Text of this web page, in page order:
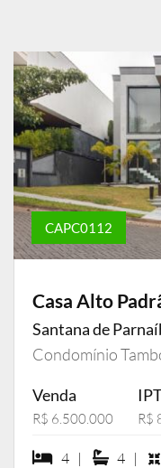
CAPC0112
Casa Alto
Santana de
Condomínio
Venda
R$ 6.500.000 R$
4 dormiórios
4 | 4 suítes
4 |